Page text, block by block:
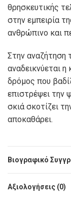
θρησκευτικής
στην εμπειρία
ανθρώπινο και
Στην αναζήτηση
αναδεικνύεται
δρόμος που
επιστρέψει την
σκιά σκοτίζει
αποκαθάρει.
Βιογραφικό
Αξιολογήσεις (0)